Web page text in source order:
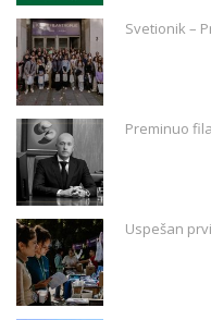
Svetionik –
Preminuo
Uspešan